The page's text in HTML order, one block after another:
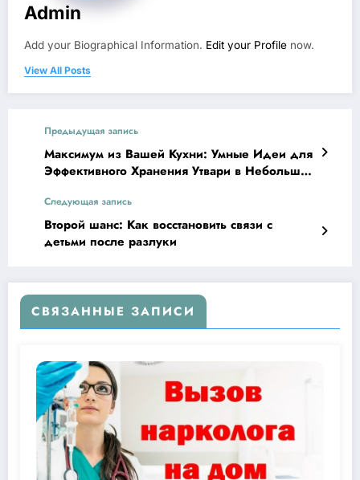
Admin
Add your Biographical Information. Edit your Profile now.
View All Posts
Предыдущая запись
Максимум из Вашей Кухни: Умные Идеи для
Эффективного Хранения Утвари в Небольших
Следующая запись
Второй шанс: Как восстановить связи с
детьми после разлуки
СВЯЗАННЫЕ ЗАПИСИ